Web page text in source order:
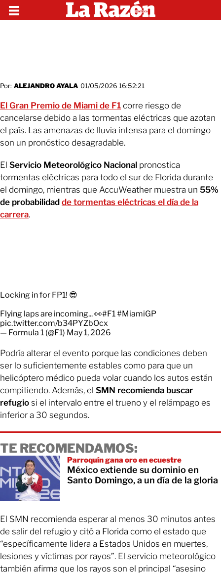
Por: ALEJANDRO AYALA 01/05/2026 16:52:21
El Gran Premio de Miami de F1 corre riesgo de
cancelarse debido a las tormentas eléctricas que azotan
el país. Las amenazas de lluvia intensa para el domingo
son un pronóstico desagradable.
El Servicio Meteorológico Nacional pronostica
tormentas eléctricas para todo el sur de Florida durante
el domingo, mientras que AccuWeather muestra un 55%
de probabilidad de tormentas eléctricas el día de la
carrera.
Locking in for FP1! 😎
Flying laps are incoming... 👀#F1#MiamiGP
pic.twitter.com/b34PYZbOcx
— Formula 1 (@F1) May 1, 2026
Podría alterar el evento porque las condiciones deben
ser lo suficientemente estables como para que un
helicóptero médico pueda volar cuando los autos están
compitiendo. Además, el SMN recomienda buscar
refugio si el intervalo entre el trueno y el relámpago es
inferior a 30 segundos.
TE RECOMENDAMOS:
Parroquín gana oro en ecuestre
México extiende su dominio en
Santo Domingo, a un día de la gloria
El SMN recomienda esperar al menos 30 minutos antes
de salir del refugio y citó a Florida como el estado que
“específicamente lidera a Estados Unidos en muertes,
lesiones y víctimas por rayos”. El servicio meteorológico
también afirma que los rayos son el principal “asesino